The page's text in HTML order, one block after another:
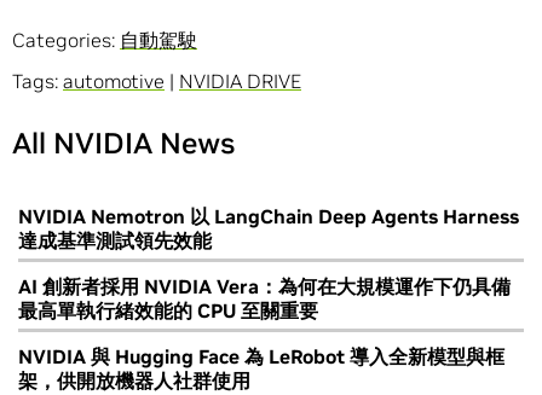
Categories: 自動駕駛
Tags: automotive | NVIDIA DRIVE
All NVIDIA News
NVIDIA Nemotron 以 LangChain Deep Agents Harness
達成基準測試領先效能
AI 創新者採用 NVIDIA Vera：為何在大規模運作下仍具備
最高單執行緒效能的 CPU 至關重要
NVIDIA 與 Hugging Face 為 LeRobot 導入全新模型與框
架，供開放機器人社群使用